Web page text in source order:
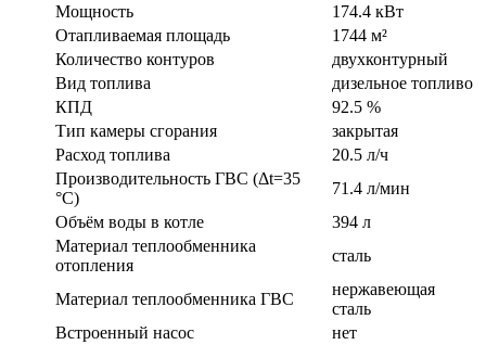
Мощность
174.4 кВт
Отапливаемая площадь
1744 м²
Количество контуров
двухконтурный
Вид топлива
дизельное топливо
КПД
92.5 %
Тип камеры сгорания
закрытая
Расход топлива
20.5 л/ч
Производительность ГВС (Δt=35
°C)
71.4 л/мин
Объём воды в котле
394 л
Материал теплообменника
отопления
сталь
Материал теплообменника ГВС
нержавеющая
сталь
Встроенный насос
нет